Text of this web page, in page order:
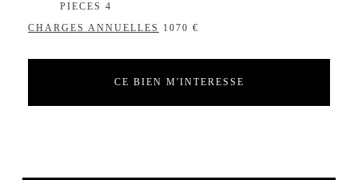
PIECES 4
CHARGES ANNUELLES
1070 €
CE BIEN M'INTERESSE